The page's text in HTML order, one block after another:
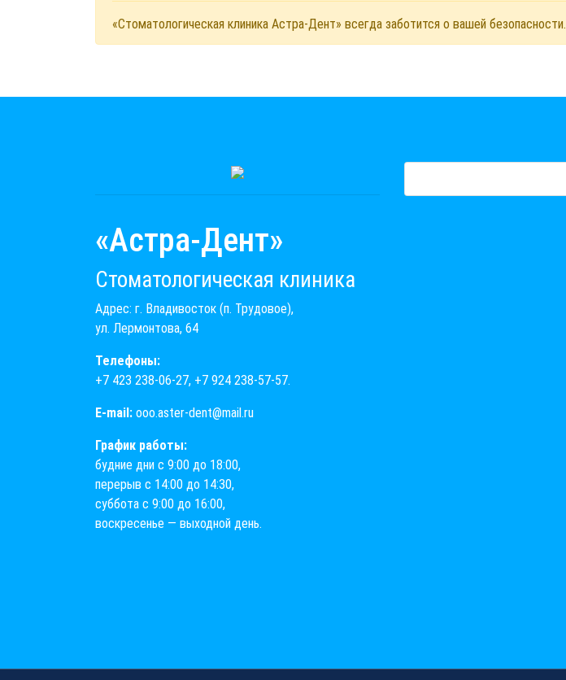
«Стоматологическая клиника Астра-Дент» всегда заботится о вашей безопасности.
«Астра-Дент»
Стоматологическая клиника
Адрес: г. Владивосток (п. Трудовое),
ул. Лермонтова, 64
Телефоны:
+7 423 238-06-27, +7 924 238-57-57.
E-mail: ooo.aster-dent@mail.ru
График работы:
будние дни с 9:00 до 18:00,
перерыв с 14:00 до 14:30,
суббота с 9:00 до 16:00,
воскресенье — выходной день.